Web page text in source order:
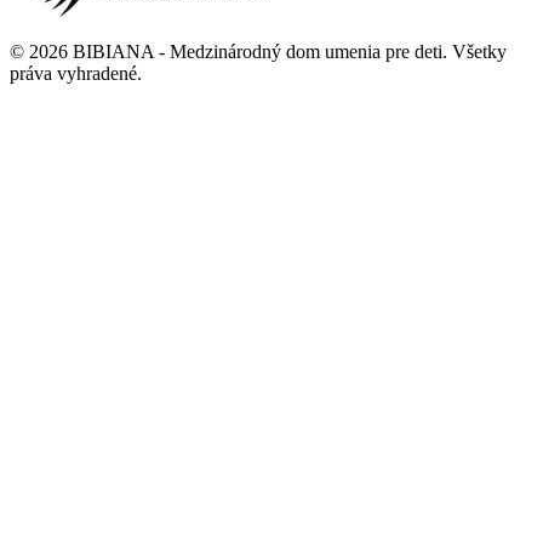
© 2026 BIBIANA - Medzinárodný dom umenia pre deti. Všetky
práva vyhradené.